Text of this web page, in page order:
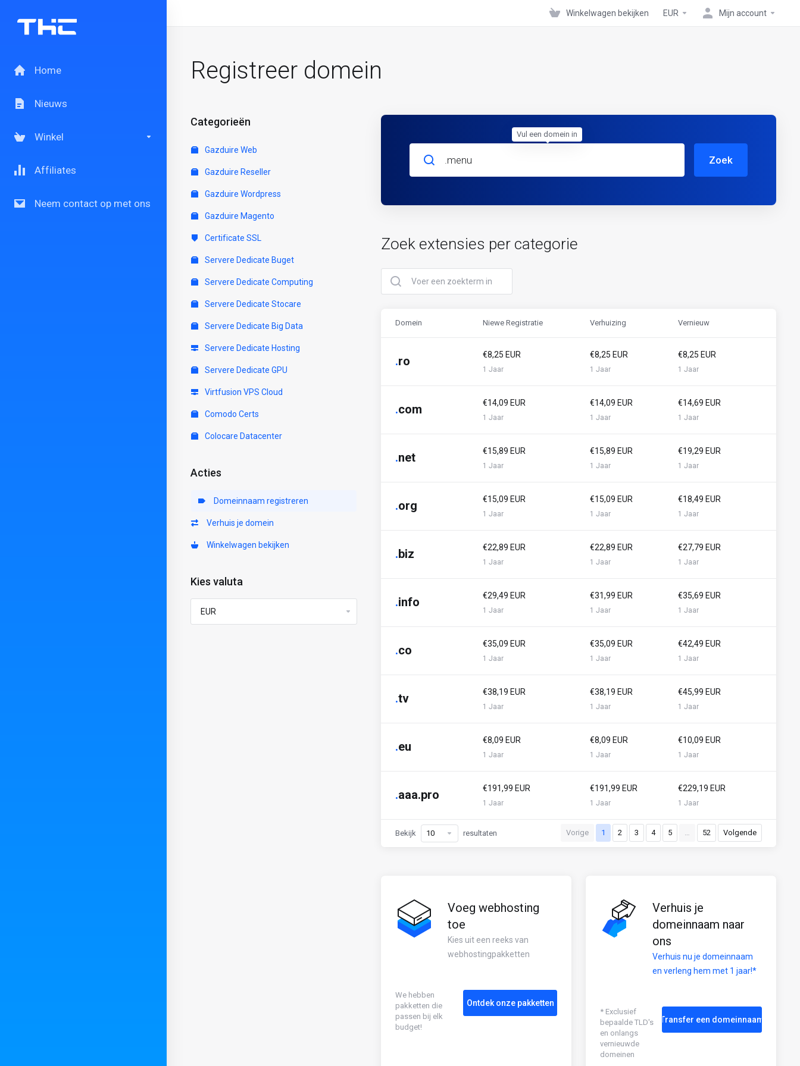
Home
Nieuws
Winkel
Affiliates
Neem contact op met ons
Winkelwagen bekijken EUR Mijn account
Registreer domein
Categorieën
Gazduire Web
Gazduire Reseller
Gazduire Wordpress
Gazduire Magento
Certificate SSL
Servere Dedicate Buget
Servere Dedicate Computing
Servere Dedicate Stocare
Servere Dedicate Big Data
Servere Dedicate Hosting
Servere Dedicate GPU
Virtfusion VPS Cloud
Comodo Certs
Colocare Datacenter
Acties
Domeinnaam registreren
Verhuis je domein
Winkelwagen bekijken
Kies valuta
Zoek
Zoek extensies per categorie
Domein Niewe Registratie Verhuizing Vernieuw
.ro €8,25 EUR
1 Jaar
€8,25 EUR
1 Jaar
€8,25 EUR
1 Jaar
.com €14,09 EUR
1 Jaar
€14,09 EUR
1 Jaar
€14,69 EUR
1 Jaar
.net €15,89 EUR
1 Jaar
€15,89 EUR
1 Jaar
€19,29 EUR
1 Jaar
.org €15,09 EUR
1 Jaar
€15,09 EUR
1 Jaar
€18,49 EUR
1 Jaar
.biz €22,89 EUR
1 Jaar
€22,89 EUR
1 Jaar
€27,79 EUR
1 Jaar
.info €29,49 EUR
1 Jaar
€31,99 EUR
1 Jaar
€35,69 EUR
1 Jaar
.co €35,09 EUR
1 Jaar
€35,09 EUR
1 Jaar
€42,49 EUR
1 Jaar
.tv €38,19 EUR
1 Jaar
€38,19 EUR
1 Jaar
€45,99 EUR
1 Jaar
.eu €8,09 EUR
1 Jaar
€8,09 EUR
1 Jaar
€10,09 EUR
1 Jaar
.aaa.pro €191,99 EUR
1 Jaar
€191,99 EUR
1 Jaar
€229,19 EUR
1 Jaar
Vorige 1 2 3 4 5 … 52 Volgende
Bekijk resultaten
Voeg webhosting
toe
Kies uit een reeks van
webhostingpakketten
We hebben
pakketten die
passen bij elk
budget!
Ontdek onze pakketten
Verhuis je
domeinnaam naar
ons
Verhuis nu je domeinnaam
en verleng hem met 1 jaar!*
* Exclusief
bepaalde TLD's
en onlangs
vernieuwde
domeinen
Transfer een domeinnaam
Vul een domein in